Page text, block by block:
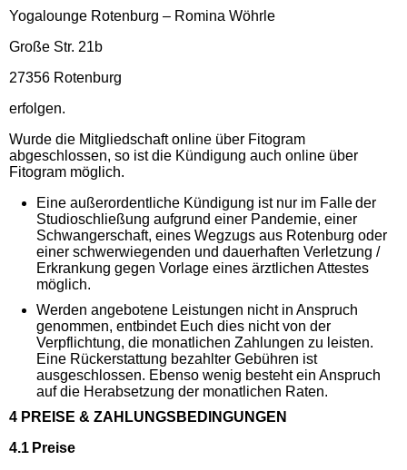
Yogalounge Rotenburg – Romina Wöhrle
Große Str. 21b
27356 Rotenburg
erfolgen.
Wurde die Mitgliedschaft online über Fitogram
abgeschlossen, so ist die Kündigung auch online über
Fitogram möglich.
Eine außerordentliche Kündigung ist nur im Falle der
Studioschließung aufgrund einer Pandemie, einer
Schwangerschaft, eines Wegzugs aus Rotenburg oder
einer schwerwiegenden und dauerhaften Verletzung /
Erkrankung gegen Vorlage eines ärztlichen Attestes
möglich.
Werden angebotene Leistungen nicht in Anspruch
genommen, entbindet Euch dies nicht von der
Verpflichtung, die monatlichen Zahlungen zu leisten.
Eine Rückerstattung bezahlter Gebühren ist
ausgeschlossen. Ebenso wenig besteht ein Anspruch
auf die Herabsetzung der monatlichen Raten.
4 PREISE & ZAHLUNGSBEDINGUNGEN
4.1 Preise